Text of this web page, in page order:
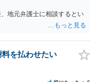
地元弁護士に相談するとい
を払わせたい